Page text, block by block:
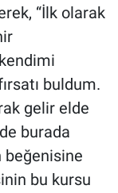
“İlk olarak
buldum.
gelir elde
burada
bu kursu